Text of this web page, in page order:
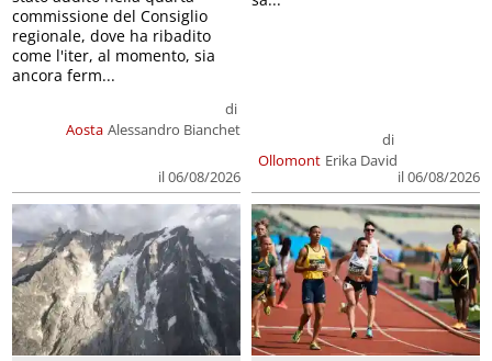
Aosta
di
Alessandro Bianchet
il 06/08/2026
commissione del Consiglio
regionale, dove ha ribadito
come l'iter, al momento, sia
ancora ferm...
Ollomont
di
Erika David
il 06/08/2026